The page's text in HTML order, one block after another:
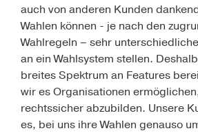
auch von anderen Kunden
Wahlen können - je nach den
Wahlregeln – sehr
an ein Wahlsystem stellen.
breites Spektrum an Features
wir es Organisationen
rechtssicher abzubilden. Unsere
es, bei uns ihre Wahlen genauso